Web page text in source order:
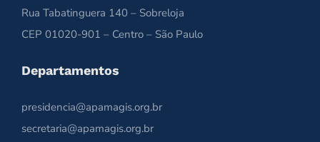
Rua Tabatinguera 140 – Sobreloja
CEP 01020-901 – Centro – São Paulo
Departamentos
presidencia@apamagis.org.br
secretaria@apamagis.org.br